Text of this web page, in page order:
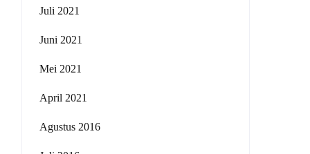
Juli 2021
Juni 2021
Mei 2021
April 2021
Agustus 2016